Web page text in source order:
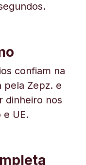
confiam na
pela Zepz. e
dinheiro nos
e UE.